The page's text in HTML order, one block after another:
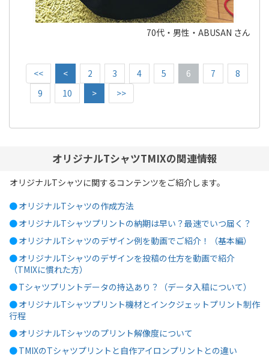
70代・男性・ABUSAN さん
<< < 2 3 4 5 6 7
8
9
10 > >>
オリジナルTシャツTMIXの関連情報
オリジナルTシャツに関するコンテンツをご紹介します。
●オリジナルTシャツの作成方法
●オリジナルTシャツプリントの納期は早い？最速でいつ届く？
●オリジナルTシャツのデザイン例を動画でご紹介！（基本編）
●オリジナルTシャツのデザインを投稿の仕方を動画で紹介
（TMIXに慣れた方）
●Tシャツプリントデータの持込あり？（データ入稿について）
●オリジナルTシャツプリント機材とインクジェットプリント制作
行程
●オリジナルTシャツのプリント解像度について
●TMIXのTシャツプリントと自作アイロンプリントとの違い